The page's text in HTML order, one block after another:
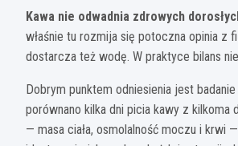
Kawa nie odwadnia zdrowych
właśnie tu rozmija się potoczna opinia z
dostarcza też wodę. W praktyce bilans
Dobrym punktem odniesienia jest badanie
porównano kilka dni picia kawy z kilkoma
— masa ciała, osmolalność moczu i krwi